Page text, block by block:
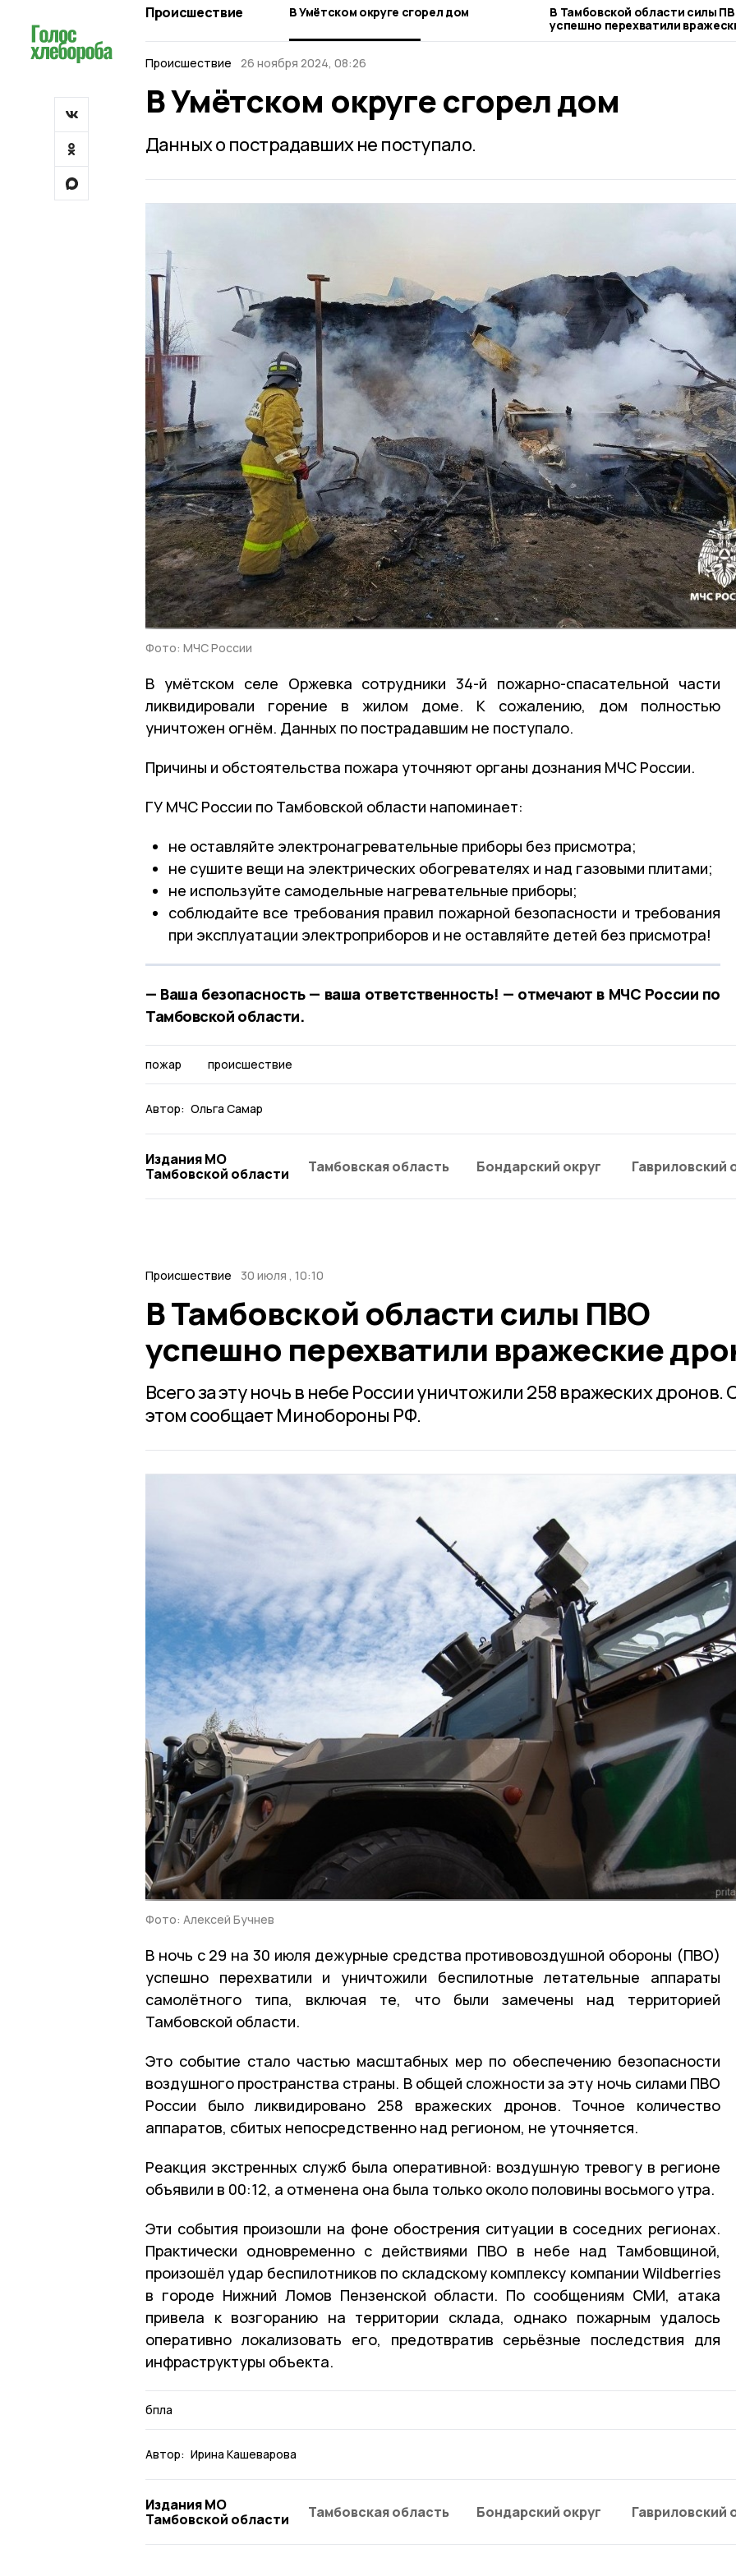
Происшествие В Умётском округе сгорел дом
В Тамбовской области силы
успешно перехватили
Происшествие 26 ноября 2024, 08:26
В Умётском округе сгорел дом
Данных о пострадавших не поступало.
Фото: МЧС России
В умётском селе Оржевка сотрудники 34-й пожарно-спасательной части
ликвидировали горение в жилом доме. К сожалению, дом полностью
уничтожен огнём. Данных по пострадавшим не поступало.
Причины и обстоятельства пожара уточняют органы дознания МЧС России.
ГУ МЧС России по Тамбовской области напоминает:
не оставляйте электронагревательные приборы без присмотра;
не сушите вещи на электрических обогревателях и над газовыми плитами;
не используйте самодельные нагревательные приборы;
соблюдайте все требования правил пожарной безопасности и требования
при эксплуатации электроприборов и не оставляйте детей без присмотра!
— Ваша безопасность — ваша ответственность! — отмечают в МЧС России по
Тамбовской области.
пожар происшествие
Автор: Ольга Самар
Издания МО
Тамбовской области
Тамбовская область Бондарский округ Гавриловский
Происшествие 30 июля , 10:10
В Тамбовской области силы ПВО
успешно перехватили вражеские
Всего за эту ночь в небе России уничтожили 258 вражеских дронов.
этом сообщает Минобороны РФ.
Фото: Алексей Бучнев
В ночь с 29 на 30 июля дежурные средства противовоздушной обороны (ПВО)
успешно перехватили и уничтожили беспилотные летательные аппараты
самолётного типа, включая те, что были замечены над территорией
Тамбовской области.
Это событие стало частью масштабных мер по обеспечению безопасности
воздушного пространства страны. В общей сложности за эту ночь силами ПВО
России было ликвидировано 258 вражеских дронов. Точное количество
аппаратов, сбитых непосредственно над регионом, не уточняется.
Реакция экстренных служб была оперативной: воздушную тревогу в регионе
объявили в 00:12, а отменена она была только около половины восьмого утра.
Эти события произошли на фоне обострения ситуации в соседних регионах.
Практически одновременно с действиями ПВО в небе над Тамбовщиной,
произошёл удар беспилотников по складскому комплексу компании Wildberries
в городе Нижний Ломов Пензенской области. По сообщениям СМИ, атака
привела к возгоранию на территории склада, однако пожарным удалось
оперативно локализовать его, предотвратив серьёзные последствия для
инфраструктуры объекта.
бпла
Автор: Ирина Кашеварова
Издания МО
Тамбовской области
Тамбовская область Бондарский округ Гавриловский